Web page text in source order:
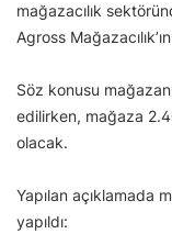
mağazacılık
Agross
Söz konusu
edilirken, mağaza
olacak.
Yapılan açıklamada
yapıldı: